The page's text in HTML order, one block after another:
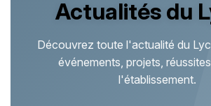
Actualités du
Découvrez toute l'actualité du
événements, projets,
l'établissement.